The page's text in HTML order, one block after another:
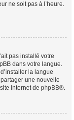
ne soit pas à l’heure.
pas installé votre
dans votre langue.
la langue
une nouvelle
Internet de phpBB®.